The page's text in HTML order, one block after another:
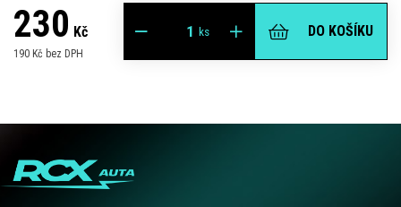
230 Kč
190 Kč bez DPH
ks DO KOŠÍKU